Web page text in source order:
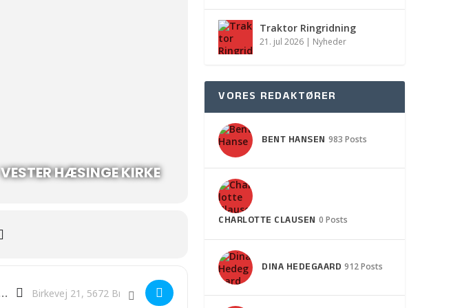
VESTER HÆSINGE KIRKE
Destination Address - Tro og Toner i V. Hæsinge Kirke [Nhny0Radf]
Traktor Ringridning
21. jul 2026 | Nyheder
VORES REDAKTØRER
BENT HANSEN 983 Posts
CHARLOTTE CLAUSEN 0 Posts
DINA HEDEGAARD 912 Posts